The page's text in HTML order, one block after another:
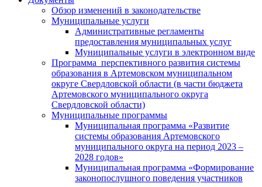
Обзор изменений в законодательстве
Муниципальные услуги
Административные регламенты
предоставления муниципальных услуг
Муниципальные услуги в электронном виде
Программа перспективного развития системы
образования в Артемовском муниципальном
округе Свердловской области (в части бюджета
Артемовского муниципального округа
Свердловской области)
Муниципальные программы
Муниципальная программа «Развитие
системы образования Артемовского
муниципального округа на период 2023 –
2028 годов»
Муниципальная программа «Формирование
законопослушного поведения участников